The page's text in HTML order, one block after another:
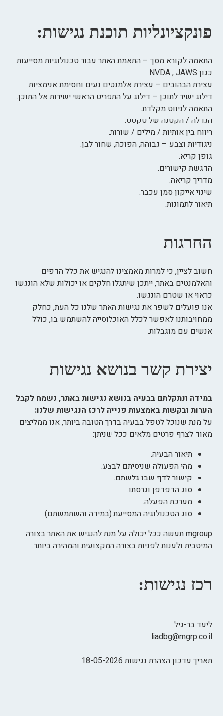
פונקציונליות תוכנת נגישות:
התאמה לקורא מסך – התאמת האתר עבור טכנולוגיות מסייעות
כגון NVDA , JAWS
עצירת הבהובים – עצירת אלמנטים נעים וחסימת אנימציות
דילוג ישיר לתוכן – דילוג על התפריט הראשי ישירות אל התוכן.
התאמה לניווט מקלדת.
הגדלה / הקטנה של טקסט.
ריווח בין אותיות / מילים / שורות.
ניגודיות וצבע – גבוהה, הפוכה, שחור לבן.
גופן קריא.
הדגשת קישורים.
מדריך קריאה.
שינוי אייקון סמן עכבר.
תיאור לתמונות.
החרגות
חשוב לציין, כי למרות מאמצינו להנגיש את כלל הדפים
והאלמנטים באתר, ייתכן שיתגלו חלקים או יכולות שלא הונגשו
כראוי או שטרם הונגשו.
אנו פועלים לשפר את נגישות האתר שלנו כל העת, כחלק
ממחויבותנו לאפשר לכלל האוכלוסייה להשתמש בו, כולל
אנשים עם מוגבלות.
יצירת קשר בנושא נגישות
במידה ונתקלתם בבעיה בנושא נגישות באתר, נשמח לקבל
הערות ובקשות באמצעות פנייה לרכז הנגישות שלנו:
על מנת שנוכל לטפל בבעיה בדרך הטובה ביותר, אנו ממליצים
מאוד לצרף פרטים מלאים ככל שניתן:
תיאור הבעיה.
מהי הפעולה שניסיתם לבצע.
קישור לדף שבו גלשתם.
סוג הדפדפן וגרסתו.
מערכת הפעלה.
סוג הטכנולוגיה המסייעת (במידה והשתמשתם).
mgroup תעשה ככל יכולה על מנת להנגיש את האתר בצורה
המיטבית ולענות לפניות בצורה המקצועית והמהירה ביותר.
רכז נגישות:
ליעד בר-גיל
liadbg@mgrp.co.il
תאריך עדכון הצהרת נגישות 18-05-2026